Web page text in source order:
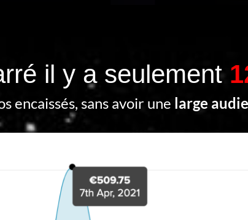
il y a seulement
encaissés, sans avoir une large